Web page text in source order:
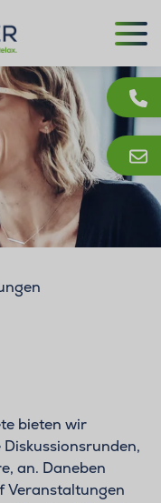
bieten wir
an. Daneben
Veranstaltungen